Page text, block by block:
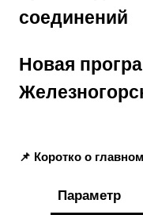
соединений
Новая
📌 Коротко о главном
Параметр